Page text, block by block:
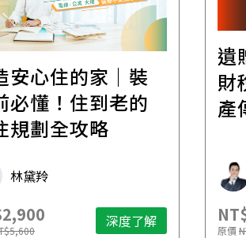
安心住的家｜裝
必懂！住到老的
規劃全攻略
林黛羚
深度了解
遺
財
產
原價